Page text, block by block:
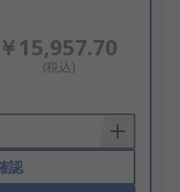
￥15,957.70
(税込)
認